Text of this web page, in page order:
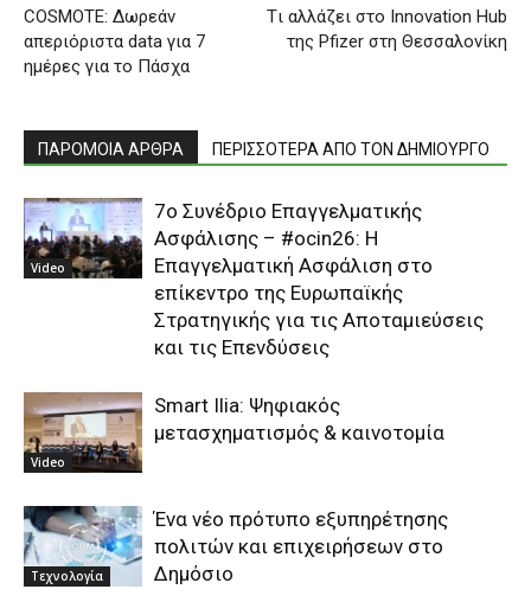
COSMOTE: Δωρεάν
απεριόριστα data για 7
ημέρες για το Πάσχα
Tι αλλάζει στο Ιnnovation Hub
της Pfizer στη Θεσσαλονίκη
ΠΑΡΟΜΟΙΑ ΑΡΘΡΑ ΠΕΡΙΣΣΟΤΕΡΑ ΑΠΟ ΤΟΝ ΔΗΜΙΟΥΡΓΟ
Video
7o Συνέδριο Επαγγελματικής
Ασφάλισης – #ocin26: Η
Επαγγελματική Ασφάλιση στο
επίκεντρο της Ευρωπαϊκής
Στρατηγικής για τις Αποταμιεύσεις
και τις Επενδύσεις
Video
Smart Ilia: Ψηφιακός
μετασχηματισμός & καινοτομία
Τεχνολογία
Ένα νέο πρότυπο εξυπηρέτησης
πολιτών και επιχειρήσεων στο
Δημόσιο